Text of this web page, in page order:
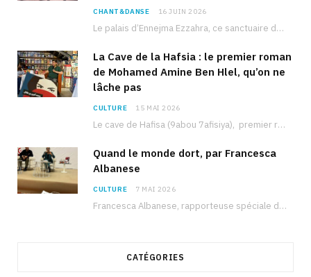
CHANT&DANSE 16 JUIN 2026
Le palais d’Ennejma Ezzahra, ce sanctuaire de la musique tunisienne et méditerranéenne construit par le…
La Cave de la Hafsia : le premier roman
de Mohamed Amine Ben Hlel, qu’on ne
lâche pas
CULTURE 15 MAI 2026
Le cave de Hafisa (9abou 7afisiya), premier roman du journaliste tunisien Mohamed Amine Ben Hlel,…
Quand le monde dort, par Francesca
Albanese
CULTURE 7 MAI 2026
Francesca Albanese, rapporteuse spéciale de l’ONU sur les territoires palestiniens occupés, était à Tunis pour…
CATÉGORIES